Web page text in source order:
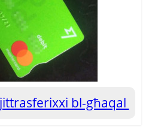
jittrasferixxi bl-għaqal